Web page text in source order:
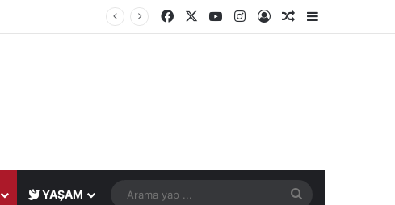
FacebookYouTubeInstagram
Kayıt OlRastgele Makale
Kenar
YAŞAM